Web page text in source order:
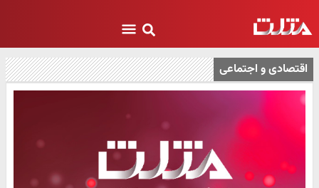
اقتصادی و اجتماعی